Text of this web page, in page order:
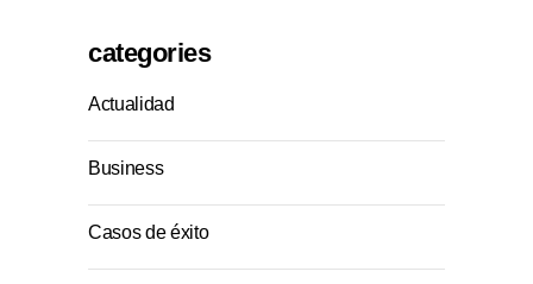
categories
Actualidad
Business
Casos de éxito